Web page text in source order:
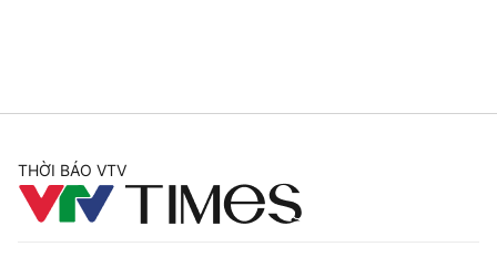
Góc doanh nghiệp
Truyền hình
Phim VTV
Hậu trường
Giải trí
Điện ảnh
THỜI BÁO VTV